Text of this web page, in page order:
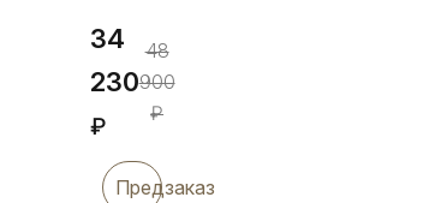
34
230
₽
48
900
₽
Предзаказ